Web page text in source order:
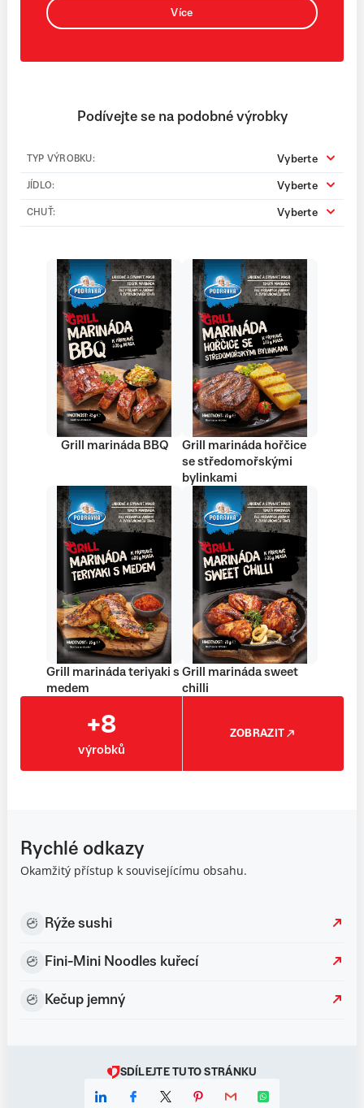
Více
Podívejte se na podobné výrobky
TYP VÝROBKU: Vyberte
JÍDLO: Vyberte
CHUŤ: Vyberte
Grill marináda BBQ
Grill marináda hořčice
se středomořskými
bylinkami
Grill marináda teriyaki s
medem
Grill marináda sweet
chilli
+8
výrobků
ZOBRAZIT
Rychlé odkazy
Okamžitý přístup k souvisejícímu obsahu.
Rýže sushi
Fini-Mini Noodles kuřecí
Kečup jemný
SDÍLEJTE TUTO STRÁNKU